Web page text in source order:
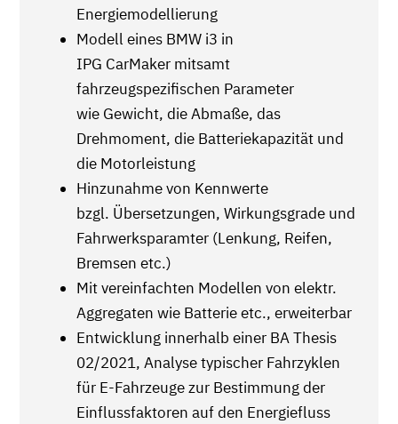
Energiemodellierung
Modell eines BMW i3 in
IPG CarMaker mitsamt
fahrzeugspezifischen Parameter
wie Gewicht, die Abmaße, das
Drehmoment, die Batteriekapazität und
die Motorleistung
Hinzunahme von Kennwerte
bzgl. Übersetzungen, Wirkungsgrade und
Fahrwerksparamter (Lenkung, Reifen,
Bremsen etc.)
Mit vereinfachten Modellen von elektr.
Aggregaten wie Batterie etc., erweiterbar
Entwicklung innerhalb einer BA Thesis
02/2021, Analyse typischer Fahrzyklen
für E-Fahrzeuge zur Bestimmung der
Einflussfaktoren auf den Energiefluss